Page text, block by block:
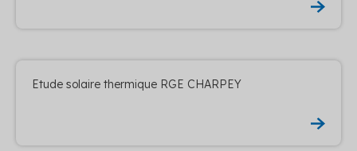
Etude solaire thermique RGE CHARPEY